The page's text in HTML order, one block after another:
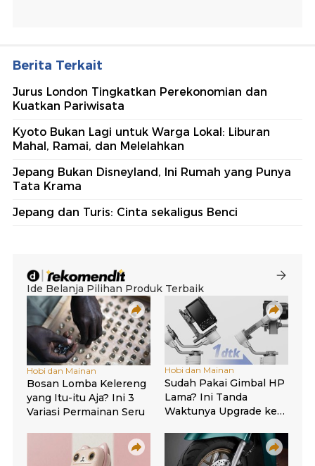
Berita Terkait
Jurus London Tingkatkan Perekonomian dan
Kuatkan Pariwisata
Kyoto Bukan Lagi untuk Warga Lokal: Liburan
Mahal, Ramai, dan Melelahkan
Jepang Bukan Disneyland, Ini Rumah yang Punya
Tata Krama
Jepang dan Turis: Cinta sekaligus Benci